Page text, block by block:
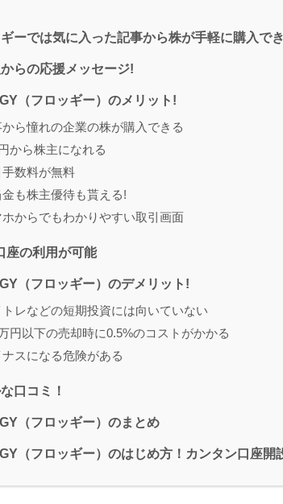
ーでは気に入った記事から株が手軽に購入でき
らの応援メッセージ!
（フロッギー）のメリット!
ら憧れの企業の株が購入できる
から株主になれる
数料が無料
も株主優待も貰える!
ホからでもわかりやすい取引画面
座の利用が可能
（フロッギー）のデメリット!
トレなどの短期投資には向いていない
円以下の売却時に0.5%のコストがかかる
ナスになる危険がある
口コミ！
（フロッギー）のまとめ
（フロッギー）のはじめ方！カンタン口座開